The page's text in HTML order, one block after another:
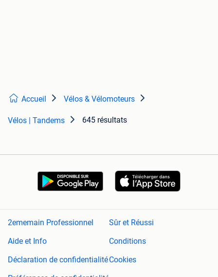
Accueil Vélos & Vélomoteurs
Vélos | Tandems 645 résultats
2ememain Professionnel
Sûr et Réussi
Aide et Info
Conditions
Déclaration de confidentialitéCookies